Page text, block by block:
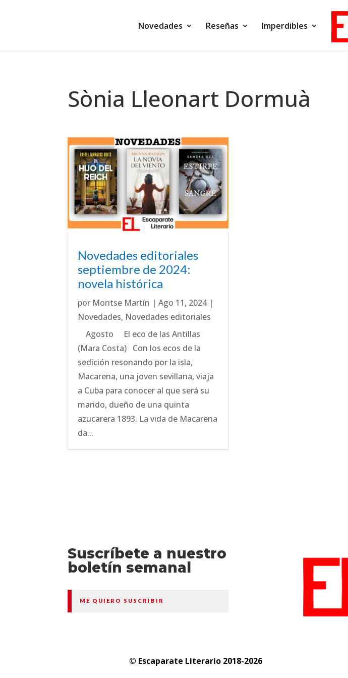
Novedades Reseñas Imperdibles
Sònia Lleonart Dormuà
Novedades editoriales
septiembre de 2024:
novela histórica
por Montse Martín |Ago 11, 2024|
Novedades, Novedades editoriales
Agosto El eco de las Antillas
(Mara Costa) Con los ecos de la
sedición resonando por la isla,
Macarena, una joven sevillana, viaja
a Cuba para conocer al que será su
marido, dueño de una quinta
azucarera 1893. La vida de Macarena
da...
Suscríbete a nuestro
boletín semanal
ME QUIERO SUSCRIBIR
© Escaparate Literario 2018-2026